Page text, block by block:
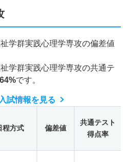
学群実践心理学専攻の偏差値
学群実践心理学専攻の共通テ
です。
試情報を見る
程方式 偏差値
共通テスト
得点率